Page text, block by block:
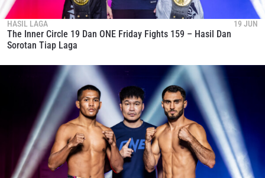
HASIL LAGA 19 JUN
The Inner Circle 19 Dan ONE Friday Fights 159 – Hasil Dan
Sorotan Tiap Laga